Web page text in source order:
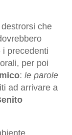
che
precedenti
per poi
: le parole
ad arrivare a